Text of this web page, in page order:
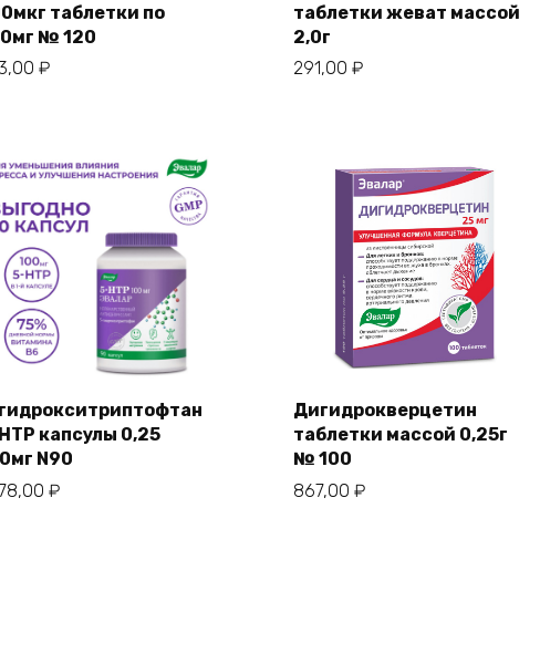
таблетки по
№ 120
₽
таблетки жеват массой
2,0г
291,00 ₽
капсулы 0,25
N90
₽
Дигидрокверцетин
таблетки массой 0,25г
№ 100
867,00 ₽